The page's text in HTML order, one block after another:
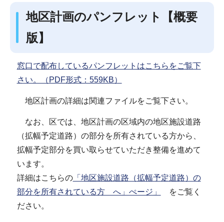
地区計画のパンフレット【概要
版】
窓口で配布しているパンフレットはこちらをご覧下
さい。（PDF形式：559KB）
地区計画の詳細は関連ファイルをご覧下さい。
なお、区では、地区計画の区域内の地区施設道路
（拡幅予定道路）の部分を所有されている方から、
拡幅予定部分を買い取らせていただき整備を進めて
います。
詳細はこちらの「地区施設道路（拡幅予定道路）の
部分を所有されている方 へ」ぺージ」
をご覧く
ださい。